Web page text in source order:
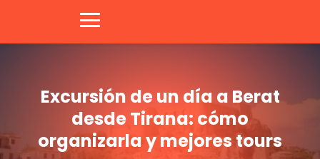
Excursión de un día a Berat
desde Tirana: cómo
organizarla y mejores tours